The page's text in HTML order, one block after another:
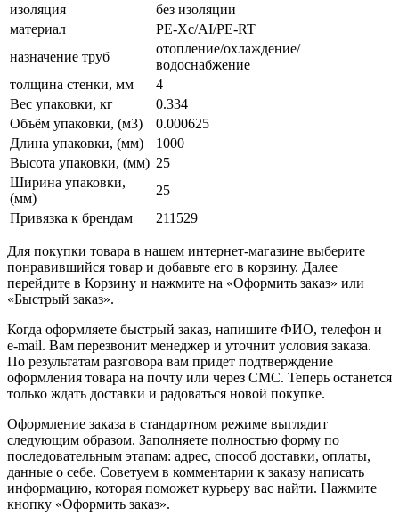
изоляция
без изоляции
материал
PE-Xc/AI/PE-RT
назначение труб
отопление/охлаждение/
водоснабжение
толщина стенки, мм
4
Вес упаковки, кг
0.334
Объём упаковки, (м3)
0.000625
Длина упаковки, (мм)
1000
Высота упаковки, (мм) 25
Ширина упаковки,
(мм)
25
Привязка к брендам
211529
Для покупки товара в нашем интернет-магазине выберите
понравившийся товар и добавьте его в корзину. Далее
перейдите в Корзину и нажмите на «Оформить заказ» или
«Быстрый заказ».
Когда оформляете быстрый заказ, напишите ФИО, телефон и
e-mail. Вам перезвонит менеджер и уточнит условия заказа.
По результатам разговора вам придет подтверждение
оформления товара на почту или через СМС. Теперь останется
только ждать доставки и радоваться новой покупке.
Оформление заказа в стандартном режиме выглядит
следующим образом. Заполняете полностью форму по
последовательным этапам: адрес, способ доставки, оплаты,
данные о себе. Советуем в комментарии к заказу написать
информацию, которая поможет курьеру вас найти. Нажмите
кнопку «Оформить заказ».